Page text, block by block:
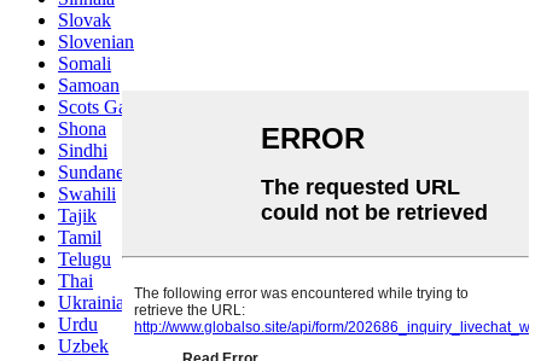
Slovak
Slovenian
Somali
Samoan
Scots Gaelic
Shona
Sindhi
Sundanese
Swahili
Tajik
Tamil
Telugu
Thai
Ukrainian
Urdu
Uzbek